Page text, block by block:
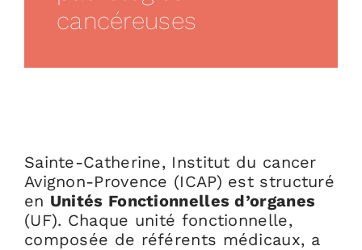
cancéreuses
Sainte-Catherine, Institut du cancer
Avignon-Provence (ICAP) est structuré
en Unités Fonctionnelles d’organes
(UF). Chaque unité fonctionnelle,
composée de référents médicaux, a